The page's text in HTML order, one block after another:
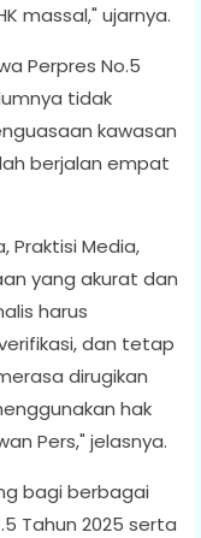
massal," ujarnya.
Perpres No.5
tidak
kawasan
berjalan empat
Praktisi Media,
yang akurat dan
harus
dan tetap
dirugikan
hak
Pers," jelasnya.
bagi berbagai
Tahun 2025 serta